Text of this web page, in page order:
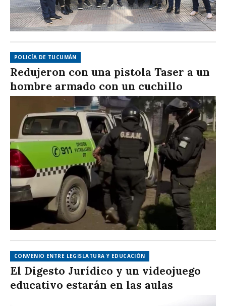
POLICÍA DE TUCUMÁN
Redujeron con una pistola Taser a un
hombre armado con un cuchillo
CONVENIO ENTRE LEGISLATURA Y EDUCACIÓN
El Digesto Jurídico y un videojuego
educativo estarán en las aulas